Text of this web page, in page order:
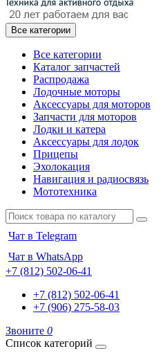
Все категории
Все категории
Каталог запчастей
Распродажа
Лодочные моторы
Аксессуары для моторов
Запчасти для моторов
Лодки и катера
Аксессуары для лодок
Прицепы
Эхолокация
Навигация и радиосвязь
Мототехника
Чат в Telegram
Чат в WhatsApp
+7 (812) 502-06-41
+7 (812) 502-06-41
+7 (906) 275-58-03
Звоните 0
Список категорий